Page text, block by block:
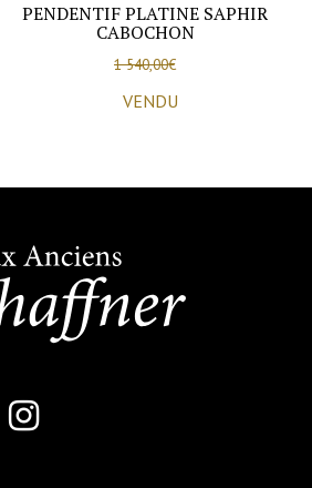
PENDENTIF PLATINE SAPHIR
CABOCHON
1 540,00€
VENDU